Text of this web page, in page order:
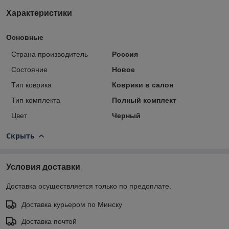
Характеристики
Основные
Страна производитель
Россия
Состояние
Новое
Тип коврика
Коврики в салон
Тип комплекта
Полный комплект
Цвет
Черный
Скрыть
Условия доставки
Доставка осуществляется только по предоплате.
Доставка курьером по Минску
Доставка почтой